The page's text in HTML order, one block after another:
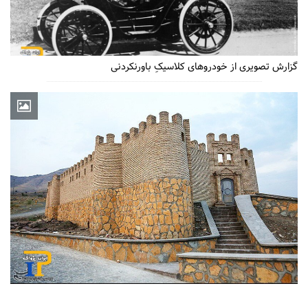
گزارش تصویری از خودروهای کلاسیکِ باورنکردنی